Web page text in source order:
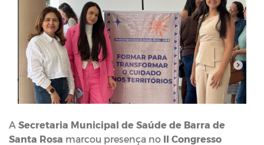
A Secretaria Municipal de Saúde de Barra de
Santa Rosa marcou presença no II Congresso